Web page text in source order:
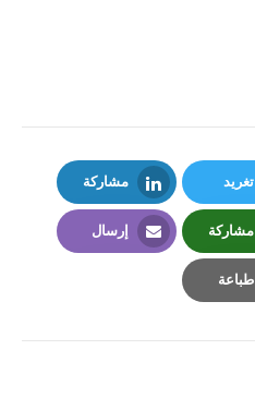
تغريد
Twitter
مشاركة
LinkedIn
مشاركة
Whatsapp
إرسال
طباعة